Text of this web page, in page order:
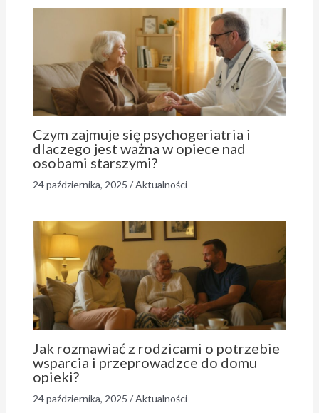
Czym zajmuje się psychogeriatria i
dlaczego jest ważna w opiece nad
osobami starszymi?
24 października, 2025 /Aktualności
Jak rozmawiać z rodzicami o potrzebie
wsparcia i przeprowadzce do domu
opieki?
24 października, 2025 /Aktualności